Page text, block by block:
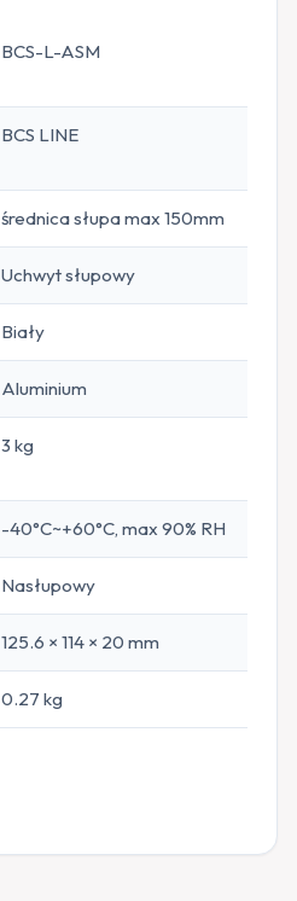
BCS-L-ASM
BCS LINE
średnica słupa max 150mm
Uchwyt słupowy
Biały
Aluminium
3 kg
-40°C~+60°C, max 90% RH
Nasłupowy
125.6 × 114 × 20 mm
0.27 kg